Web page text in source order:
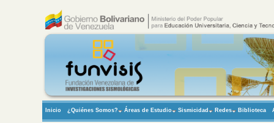
Inicio ¿Quiénes Somos? Áreas de Estudio Sismicidad Redes Biblioteca